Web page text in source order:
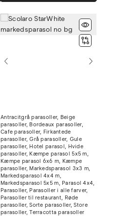
har
flere
varianter.
vælges
Antracitgrå parasoller, Beige
parasoller, Bordeaux parasoller,
Cafe parasoller, Firkantede
parasoller, Grå parasoller, Gule
parasoller, Hotel parasol, Hvide
parasoller, Kæmpe parasol 5x5 m,
Kæmpe parasol 6x6 m, Kæmpe
parasoller, Markedsparasol 3x3 m,
Markedsparasol 4x4 m,
Markedsparasol 5x5 m, Parasol 4x4,
Parasoller, Parasoller i alle farver,
Parasoller til restaurant, Røde
parasoller,Sorte parasoller,Store
parasoller,Terracotta parasoller